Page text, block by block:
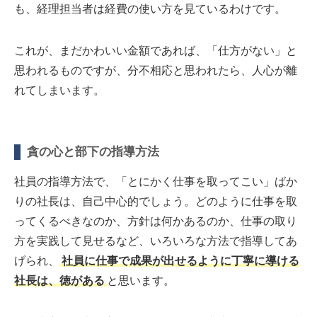
も、経理担当者は経費の使い方を見ているわけです。
これが、まだかわいい金額であれば、「仕方がない」と
思われるものですが、分不相応と思われたら、人心が離
れてしまいます。
貪の心と部下の指導方法
社員の指導方法で、「とにかく仕事を取ってこい」ばか
りの社長は、自己中心的でしょう。どのように仕事を取
ってくるべきなのか、方針は何かあるのか、仕事の取り
方を実践して見せるなど、いろいろな方法で指導してあ
げられ、
社員に仕事で成果が出せるように丁寧に導ける
社長は、徳がある と思います。